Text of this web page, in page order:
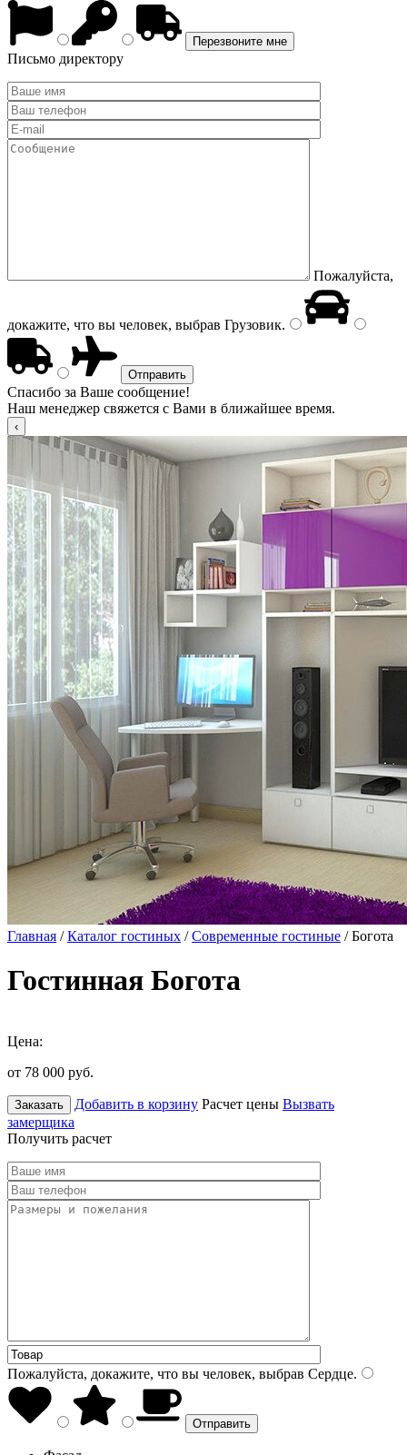
Письмо директору
Пожалуйста,
докажите, что вы человек, выбрав Грузовик.
Спасибо за Ваше сообщение!
Наш менеджер свяжется с Вами в ближайшее время.
Главная /Каталог гостиных /Современные гостиные / Богота
Гостинная Богота
Цена:
от 78 000 руб.
Заказать Добавить в корзину Расчет цены Вызвать
замерщика
Получить расчет
Пожалуйста, докажите, что вы человек, выбрав Сердце.